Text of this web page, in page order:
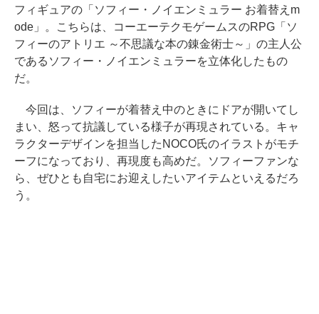
フィギュアの「ソフィー・ノイエンミュラー お着替えm
ode」。こちらは、コーエーテクモゲームスのRPG「ソ
フィーのアトリエ ～不思議な本の錬金術士～」の主人公
であるソフィー・ノイエンミュラーを立体化したもの
だ。
今回は、ソフィーが着替え中のときにドアが開いてし
まい、怒って抗議している様子が再現されている。キャ
ラクターデザインを担当したNOCO氏のイラストがモチ
ーフになっており、再現度も高めだ。ソフィーファンな
ら、ぜひとも自宅にお迎えしたいアイテムといえるだろ
う。